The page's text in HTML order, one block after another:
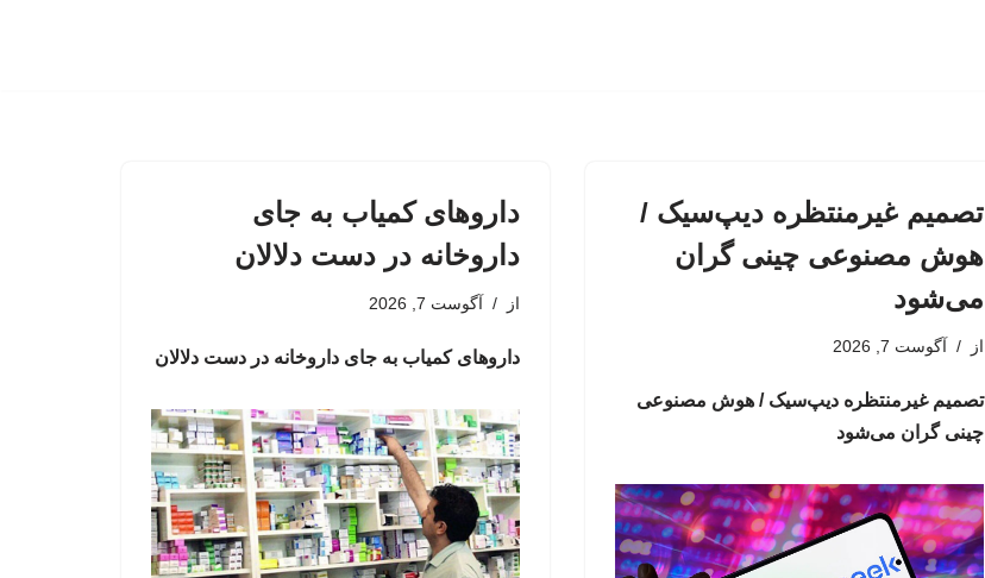
تصمیم غیرمنتظره دیپ‌سیک /
هوش مصنوعی چینی گران
می‌شود
از آگوست 7, 2026
تصمیم غیرمنتظره دیپ‌سیک / هوش مصنوعی
چینی گران می‌شود
داروهای کمیاب به جای
داروخانه در دست دلالان
از آگوست 7, 2026
داروهای کمیاب به جای داروخانه در دست دلالان